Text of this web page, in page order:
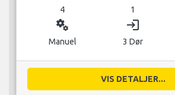
4 1
miscellaneous_services
Manuel
login
3 Dør
VIS DETALJER...